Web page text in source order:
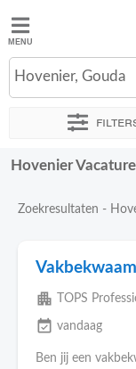
Jobted
Vacatures
Salarissen
Hovenier, Gouda
Sorteer op
Hovenier
Zoekresultaten -
apartment TOPS
event_available vandaag
Ben jij een